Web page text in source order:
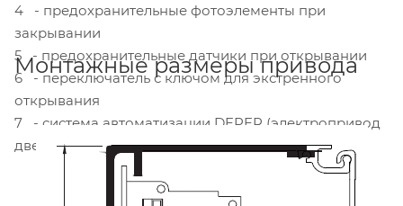
4 - предохранительные фотоэлементы при
закрывании
5 - предохранительные датчики при открывании
6 - переключатель с ключом для экстренного
открывания
7 - система автоматизации DEPER (электропривод
двери)
Монтажные размеры привода